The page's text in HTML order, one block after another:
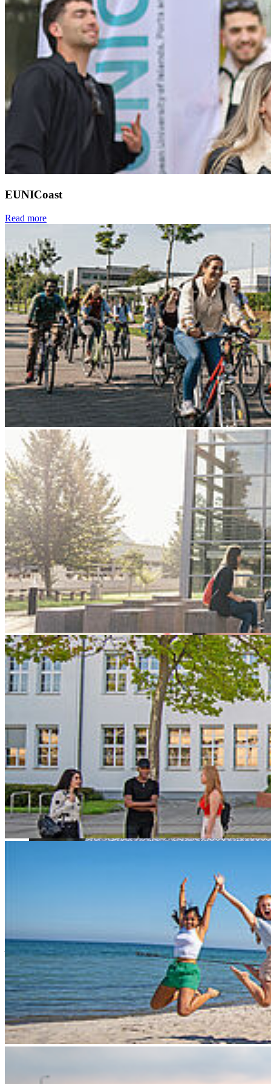
EUNICoast
Read more
Go to slide 1
Go to slide 2
Go to slide 3
Go to slide 4
Go to slide 5
Go to slide 6
Go to slide 7
Go to slide 8
Go to slide 9
Zurück
HOST-Prof. wird vom
Bundesministerium berufen
10/27/2025
Prof. Dr. Jens Mohrenweiser ist aufgrund seiner Expertise in den
Beirat für Arbeit und Soziales berufen worden.
Prof. Dr. Jens Mohrenweiser ist Experte für
Prof. Dr. Jens Mohrenweiser, Professor für Personalmanagement
(HR/OB) an der Hochschule Stralsund, ist in den Beirat des
Bundesministeriums für Arbeit und Soziales (BMAS) für
Arbeitsqualität und wirtschaftlichen Erfolgberufen worden. Damit
bringt der Stralsunder Wissenschaftler seine umfangreiche Expertise
in ein zentrales Beratungsgremium des Ministeriums ein, das sich
mit Fragen rund um Arbeitsqualität, Produktivität und betriebliche
Entwicklung befasst. Die erste Sitzung des Beirats findet am 13.
November statt. “Die Arbeit mit dem Datensatz begleitet mich seit
Jahren. Ich freue mich außerordentlich, jetzt dazu beizutragen, dass
aus der Forschung reale positive Effekte für die Arbeitswelt folgen”,
so Prof. Mohrenweiser.
… wurde Prof. Mohrenweiser aufgrund seiner langjährigen